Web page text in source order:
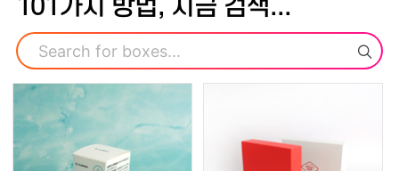
101가지 방법, 지금 검색...
검색